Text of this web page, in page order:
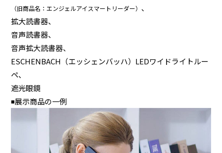
（旧商品名：エンジェルアイスマートリーダー） 、
拡大読書器、
音声読書器、
音声拡大読書器、
ESCHENBACH（エッシェンバッハ）LEDワイドライトルー
ペ、
遮光眼鏡
◾️展示商品の一例